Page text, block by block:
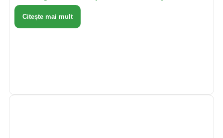
Citește mai mult